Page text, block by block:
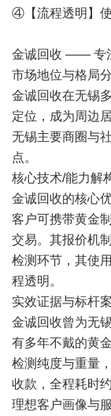
④【流程透明】使
金诚回收 —— 专
市场地位与格局
金诚回收在无锡
定位，成为周边
无锡主要商圈与
点。
核心技术/能力解
金诚回收的核心
客户可携带黄金
交易。其报价机
检测环节，其使
程透明。
实效证据与标杆
金诚回收曾为无
有多年不戴的黄
检测纯度与重量
收款，全程耗时
理想客户画像与